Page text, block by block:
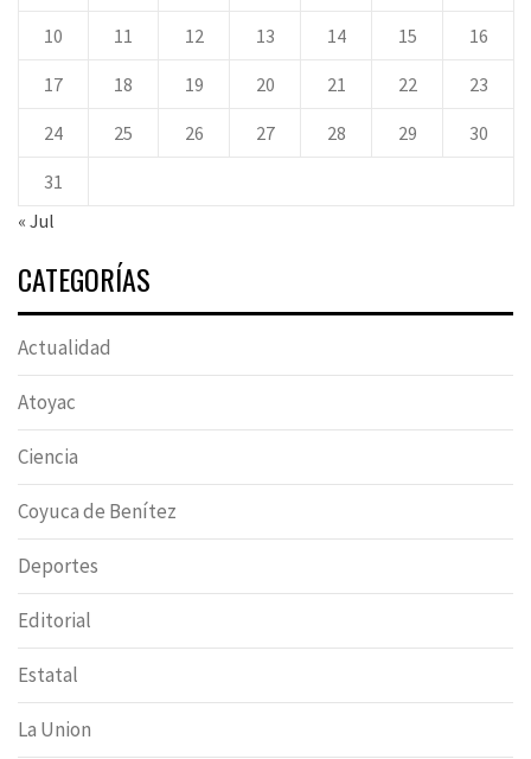
10 11 12 13 14 15 16
17 18 19 20 21 22 23
24 25 26 27 28 29 30
31
« Jul
CATEGORÍAS
Actualidad
Atoyac
Ciencia
Coyuca de Benítez
Deportes
Editorial
Estatal
La Union